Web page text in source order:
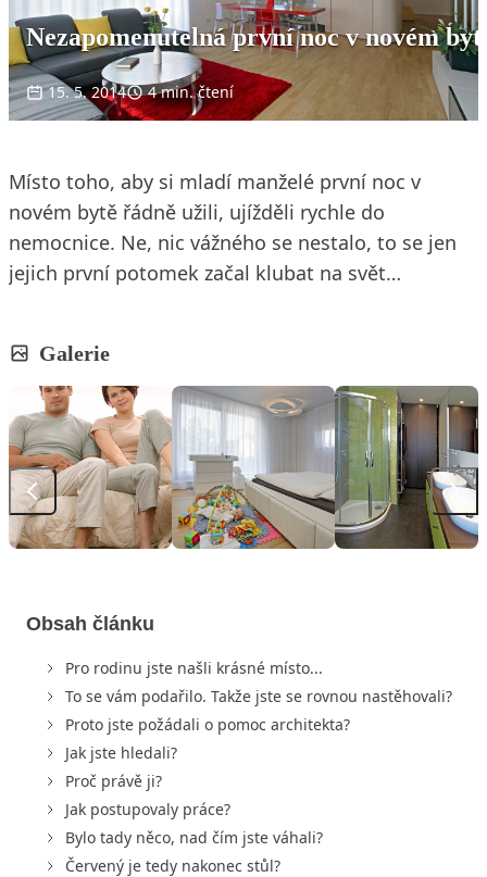
Nezapomenutelná první noc v novém
15. 5. 2014 4 min. čtení
Místo toho, aby si mladí manželé první noc v
novém bytě řádně užili, ujížděli rychle do
nemocnice. Ne, nic vážného se nestalo, to se jen
jejich první potomek začal klubat na svět…
Galerie
Obsah článku
Pro rodinu jste našli krásné místo...
To se vám podařilo. Takže jste se rovnou nastěhovali?
Proto jste požádali o pomoc architekta?
Jak jste hledali?
Proč právě ji?
Jak postupovaly práce?
Bylo tady něco, nad čím jste váhali?
Červený je tedy nakonec stůl?